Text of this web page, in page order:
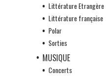
Littérature Etrangère
Littérature française
Polar
Sorties
MUSIQUE
Concerts